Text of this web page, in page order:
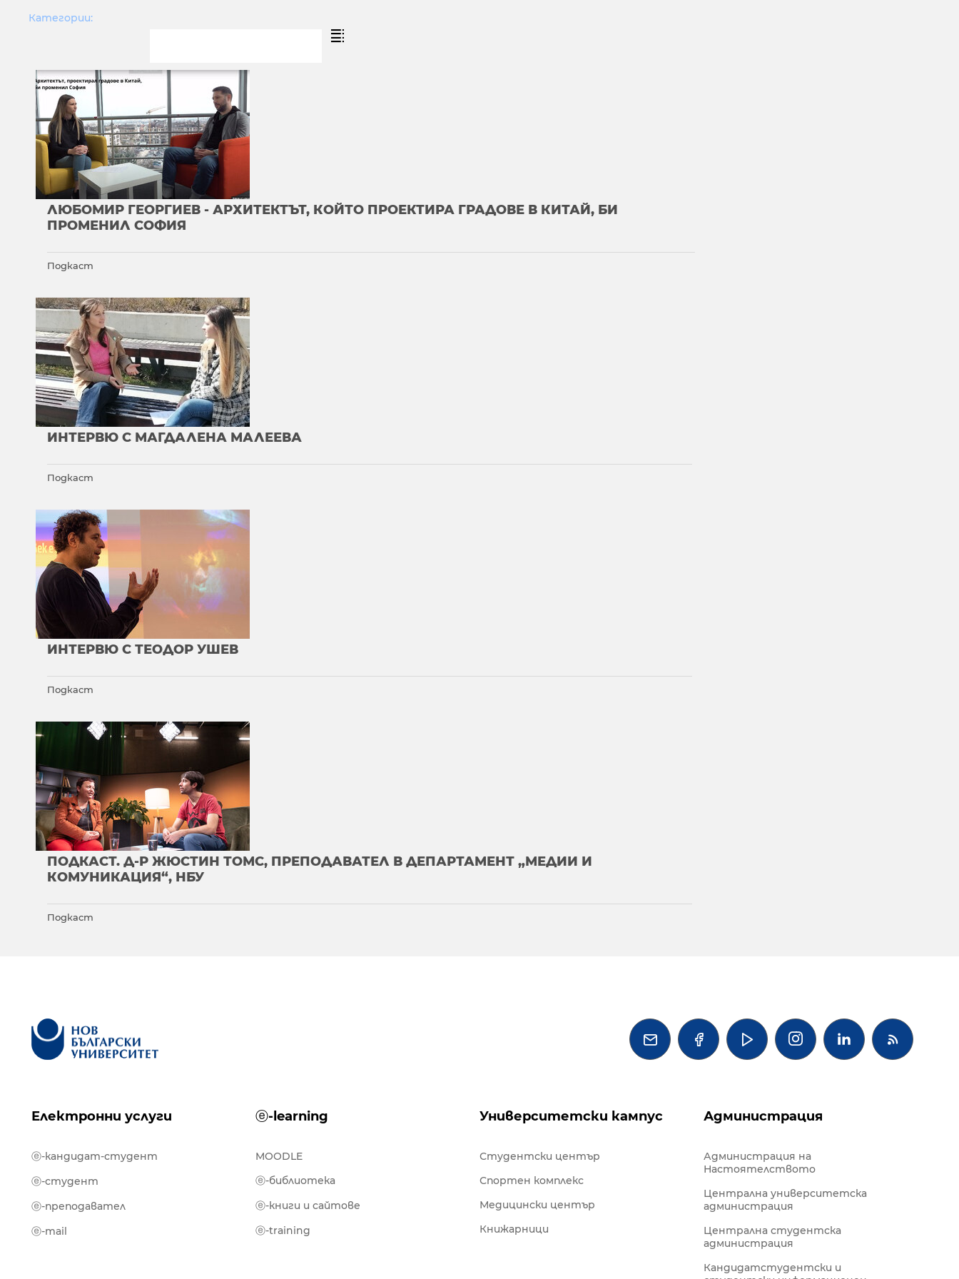
Категории:

ЛЮБОМИР ГЕОРГИЕВ - АРХИТЕКТЪТ, КОЙТО ПРОЕКТИРА ГРАДОВЕ В КИТАЙ, БИ
ПРОМЕНИЛ СОФИЯ
Подкаст
ИНТЕРВЮ С МАГДАЛЕНА МАЛЕЕВА
Подкаст
ИНТЕРВЮ С ТЕОДОР УШЕВ
Подкаст
ПОДКАСТ. Д-Р ЖЮСТИН ТОМС, ПРЕПОДАВАТЕЛ В ДЕПАРТАМЕНТ „МЕДИИ И
КОМУНИКАЦИЯ“, НБУ
Подкаст
   
Електронни услуги ⓔ-learning Университетски кампус Администрация
ⓔ-кандидат-студент
ⓔ-студент
ⓔ-преподавател
ⓔ-mail
MOODLE
ⓔ-библиотека
ⓔ-книги и сайтове
ⓔ-training
Студентски център
Спортен комплекс
Медицински център
Книжарници
Администрация на
Настоятелството
Централна университетска
администрация
Централна студентска
администрация
Кандидатстудентски и